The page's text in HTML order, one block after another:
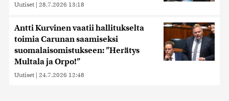
Uutiset | 28.7.2026 13:18
Antti Kurvinen vaatii hallitukselta
toimia Carunan saamiseksi
suomalaisomistukseen: ”Herätys
Multala ja Orpo!”
Uutiset | 24.7.2026 12:48